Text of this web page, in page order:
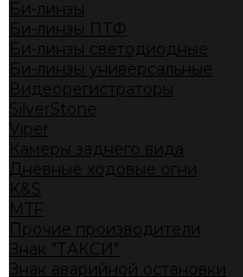
Би-линзы
Би-линзы ПТФ
Би-линзы светодиодные
Би-линзы универсальные
Видеорегистраторы
SilverStone
Viper
Камеры заднего вида
Дневные ходовые огни
K&S
MTF
Прочие производители
Знак "ТАКСИ"
Знак аварийной остановки